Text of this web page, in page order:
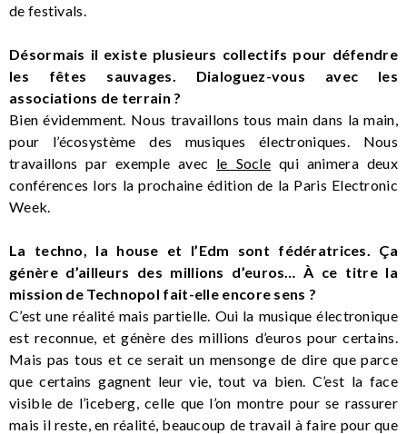
de festivals.
Désormais il existe plusieurs collectifs pour défendre
les fêtes sauvages. Dialoguez-vous avec les
associations de terrain ?
Bien évidemment. Nous travaillons tous main dans la main,
pour l’écosystème des musiques électroniques. Nous
travaillons par exemple avec le Socle qui animera deux
conférences lors la prochaine édition de la Paris Electronic
Week.
La techno, la house et l’Edm sont fédératrices. Ça
génère d’ailleurs des millions d’euros… À ce titre la
mission de Technopol fait-elle encore sens ?
C’est une réalité mais partielle. Oui la musique électronique
est reconnue, et génère des millions d’euros pour certains.
Mais pas tous et ce serait un mensonge de dire que parce
que certains gagnent leur vie, tout va bien. C’est la face
visible de l’iceberg, celle que l’on montre pour se rassurer
mais il reste, en réalité, beaucoup de travail à faire pour que